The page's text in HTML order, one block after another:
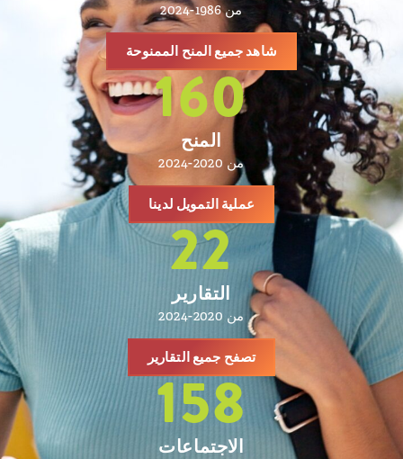
من 1986-2024
شاهد جميع المنح الممنوحة
160
المنح
من 2020-2024
عملية التمويل لدينا
22
التقارير
من 2020-2024
تصفح جميع التقارير
158
الاجتماعات